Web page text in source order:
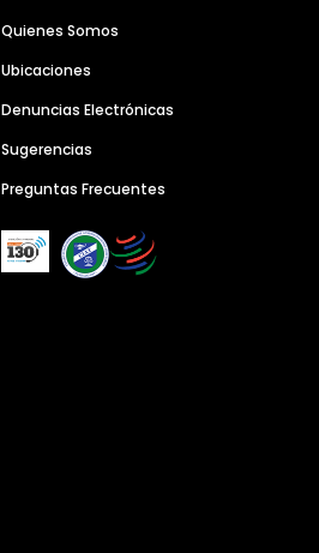
Quienes Somos
Ubicaciones
Denuncias Electrónicas
Sugerencias
Preguntas Frecuentes